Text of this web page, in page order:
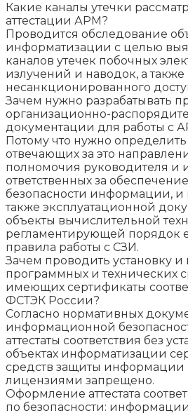
Какие каналы утечки
аттестации АРМ?
Проводится обследование
информатизации с целью
каналов утечек побочных
излучений и наводок, а также
несанкционированного
Зачем нужно разрабатывать
организационно-
документации для работы с
Потому что нужно
отвечающих за это
полномочия руководителя и
ответственных за
безопасности информации, и
также эксплуатационной
объекты вычислительной
регламентирующей порядок
правила работы с СЗИ.
Зачем проводить установку и
программных и технических
имеющих сертификаты
ФСТЭК России?
Согласно нормативных
информационной
аттестаты соответствия без
объектах информатизации
средств защиты информации
лицензиями запрещено.
Оформление аттестата
по безопасности: